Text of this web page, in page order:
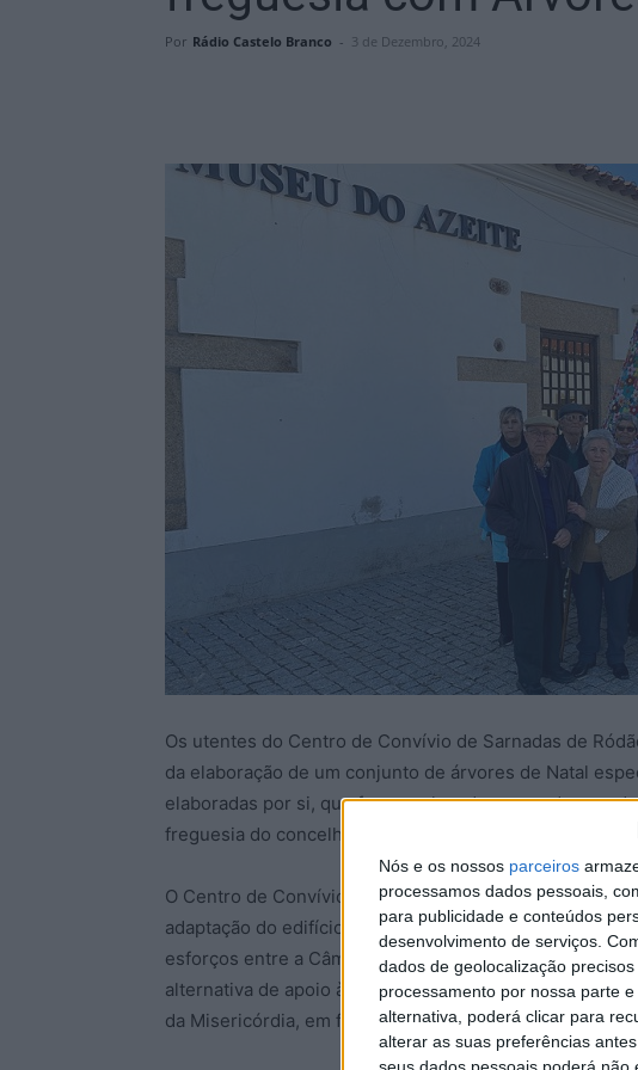
Nós e os nossos parceiros
processamos dados pessoais,
para publicidade e conteúdos
desenvolvimento de serviços.
dados de geolocalização
processamento por nossa parte
alternativa, poderá clicar para
alterar as suas preferências
Por Rádio Castelo Branco - 3 de Dezembro, 2024
Os utentes do Centro de Convívio de Sarnadas de
da elaboração de um conjunto de árvores de Natal
elaboradas por si, que foram colocadas em cada uma
freguesia do concelho de Vila Velha de Ródão.
O Centro de Convívio de Sarnadas de Ródão abriu ao
adaptação do edifício da antiga escola primária da
esforços entre a Câmara Municipal e a Junta de
alternativa de apoio à população, na sequência do
da Misericórdia, em finais de 2019.